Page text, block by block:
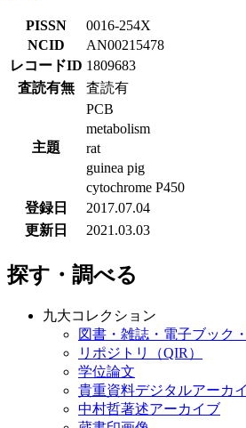
PISSN
0016-254X
NCID
AN00215478
レコードID 1809683
査読有無
査読有
主題
PCB
metabolism
rat
guinea pig
cytochrome P450
登録日
2017.07.04
更新日
2021.03.03
探す・調べる
九大コレクション
図書・雑誌・電子ブック
リポジトリ（QIR）
学位論文
貴重資料デジタルアーカ
中村哲著述アーカイブ